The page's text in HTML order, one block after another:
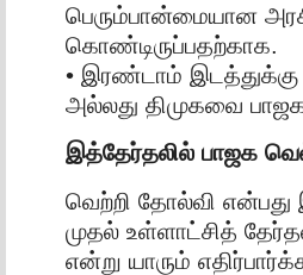
பெரும்பான்மையான
கொண்டிருப்பதற்காக.
• இரண்டாம்
அல்லது திமுகவை
இத்தேர்தலில் பாஜக
வெற்றி தோல்வி
முதல் உள்ளாட்சித்
என்று யாரும்